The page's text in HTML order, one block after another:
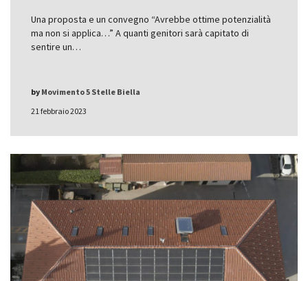
Una proposta e un convegno “Avrebbe ottime potenzialità
ma non si applica…” A quanti genitori sarà capitato di
sentire un…
21 febbraio 2023
by Movimento 5 Stelle Biella